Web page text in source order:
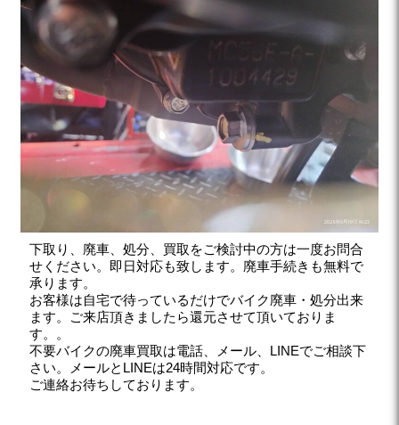
下取り、廃車、処分、買取をご検討中の方は一度お問合
せください。即日対応も致します。廃車手続きも無料で
承ります。
お客様は自宅で待っているだけでバイク廃車・処分出来
ます。ご来店頂きましたら還元させて頂いておりま
す。。
不要バイクの廃車買取は電話、メール、LINEでご相談下
さい。メールとLINEは24時間対応です。
ご連絡お待ちしております。